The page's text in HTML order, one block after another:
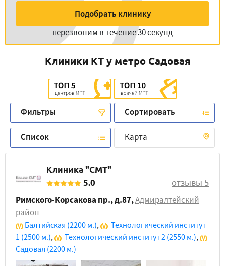
Подобрать клинику
перезвоним в течение 30 секунд
Клиники КТ у метро Садовая
Фильтры
Список
Сортировать
Карта
Клиника "СМТ"
5.0
отзывы 5
Римского-Корсакова пр., д.87,Адмиралтейский
район
Балтийская (2200 м.),
Технологический институт
1 (2500 м.), Технологический институт 2 (2550 м.),
Садовая (2200 м.)